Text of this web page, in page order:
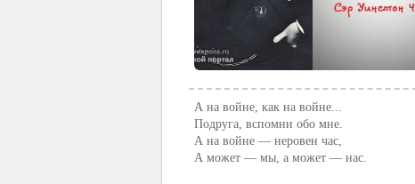
А на войне, как на войне...
Подруга, вспомни обо мне.
А на войне — неровен час,
А может — мы, а может — нас.